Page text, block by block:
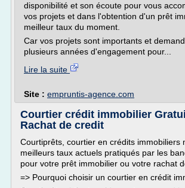
disponibilité et son écoute pour vous
vos projets et dans l'obtention d'un prêt
meilleur taux du moment.
Car vos projets sont importants et
plusieurs années d'engagement pour...
Lire la suite
Site : empruntis-agence.com
Courtier crédit immobilier
Rachat de credit
Courtiprêts, courtier en crédits immobiliers
meilleurs taux actuels pratiqués par les
pour votre prêt immobilier ou votre rachat
=> Pourquoi choisir un courtier en crédit